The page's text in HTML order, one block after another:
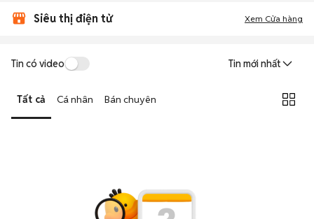
Siêu thị điện tử Xem Cửa hàng
Tin có video Tin mới nhất
Tất cả Cá nhân Bán chuyên